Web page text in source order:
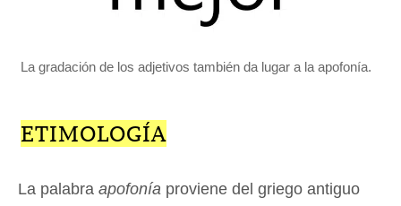
La gradación de los adjetivos también da lugar a la apofonía.
ETIMOLOGÍA
La palabra apofonía proviene del griego antiguo